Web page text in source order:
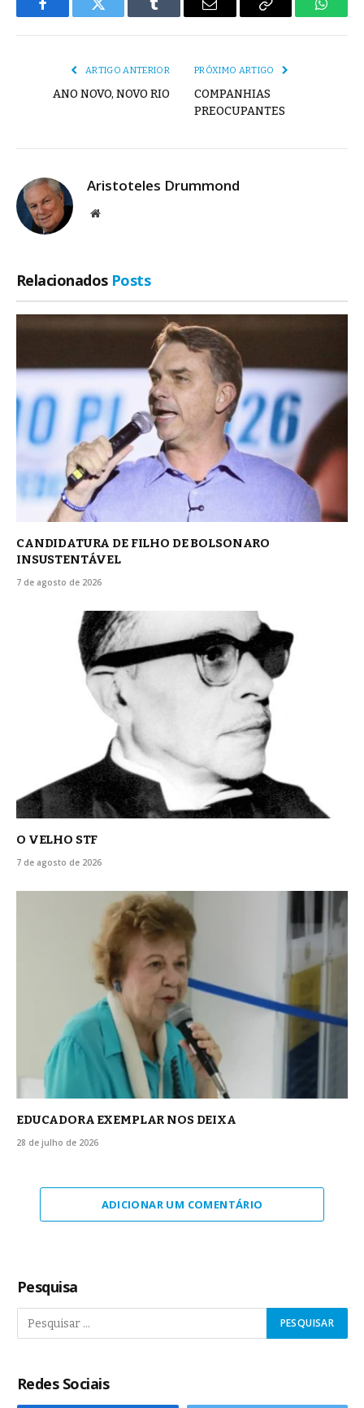
FacebookTwitter Tumblr
E-
Copiar
ARTIGO ANTERIOR
ANO NOVO, NOVO RIO
PRÓXIMO ARTIGO
COMPANHIAS
PREOCUPANTES
Aristoteles Drummond
Site
Relacionados Posts
CANDIDATURA DE FILHO DE BOLSONARO
INSUSTENTÁVEL
7 de agosto de 2026
O VELHO STF
7 de agosto de 2026
EDUCADORA EXEMPLAR NOS DEIXA
28 de julho de 2026
ADICIONAR UM COMENTÁRIO
Pesquisa
Redes Sociais